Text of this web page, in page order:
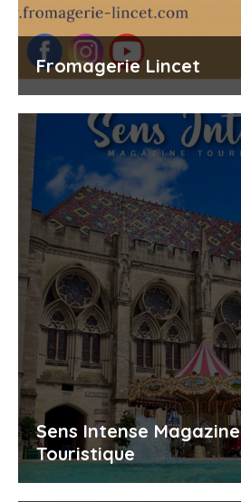
Fromagerie Lincet
Sens Intense Magazine
Touristique